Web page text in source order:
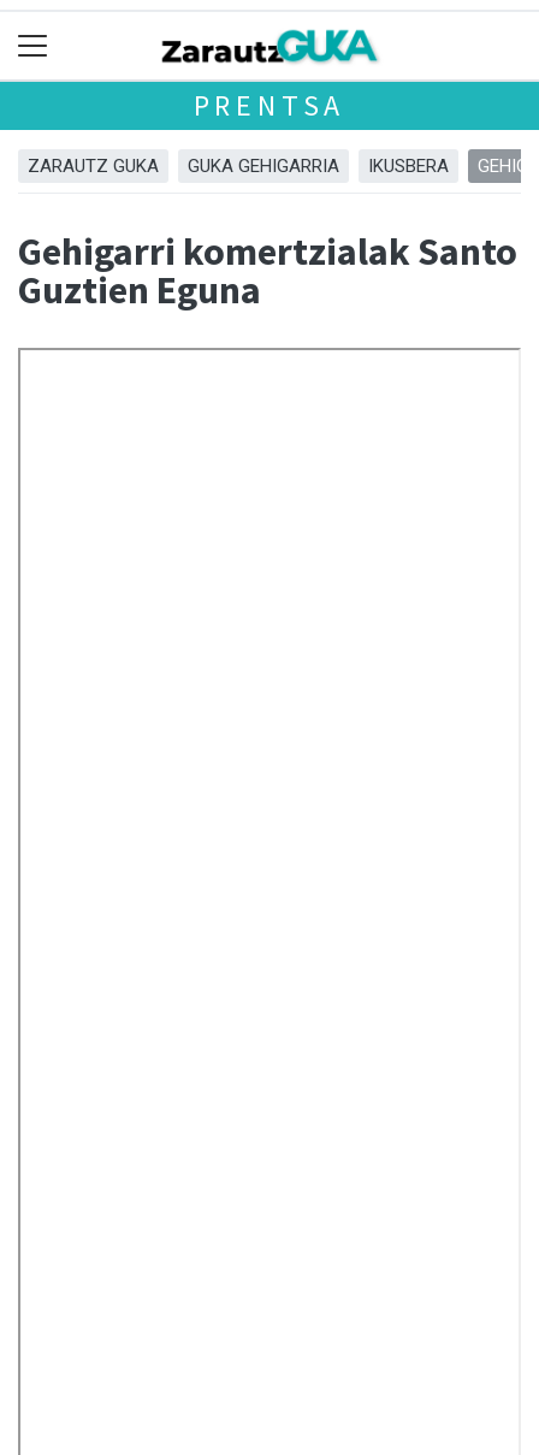
PRENTSA
ZARAUTZ GUKA GUKA GEHIGARRIA IKUSBERA
Gehigarri komertzialak Santo
Guztien Eguna